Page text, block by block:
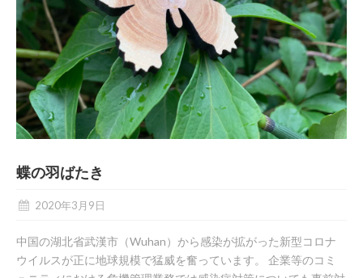
蝶の羽ばたき
2020年3月9日
中国の湖北省武漢市（Wuhan）から感染が拡がった新型コロナ
ウイルスが正に地球規模で猛威を奮っています。 企業等のコミ